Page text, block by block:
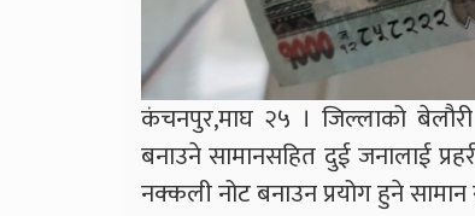
कंचनपुर,माघ २५ । जिल्लाको
बनाउने सामानसहित दुई जनालाई
नक्कली नोट बनाउन प्रयोग हुने